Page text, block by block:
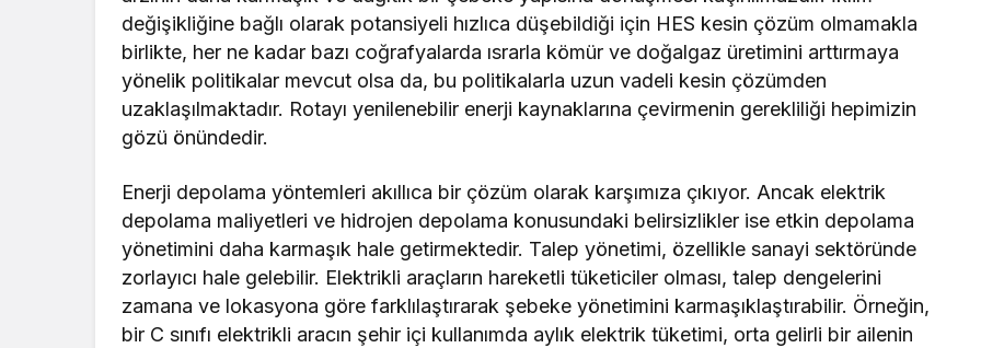
değişikliğine bağlı olarak potansiyeli hızlıca düşebildiği için HES kesin çözüm olmamakla
birlikte, her ne kadar bazı coğrafyalarda ısrarla kömür ve doğalgaz üretimini arttırmaya
yönelik politikalar mevcut olsa da, bu politikalarla uzun vadeli kesin çözümden
uzaklaşılmaktadır. Rotayı yenilenebilir enerji kaynaklarına çevirmenin gerekliliği hepimizin
gözü önündedir.
Enerji depolama yöntemleri akıllıca bir çözüm olarak karşımıza çıkıyor. Ancak elektrik
depolama maliyetleri ve hidrojen depolama konusundaki belirsizlikler ise etkin depolama
yönetimini daha karmaşık hale getirmektedir. Talep yönetimi, özellikle sanayi sektöründe
zorlayıcı hale gelebilir. Elektrikli araçların hareketli tüketiciler olması, talep dengelerini
zamana ve lokasyona göre farklılaştırarak şebeke yönetimini karmaşıklaştırabilir. Örneğin,
bir C sınıfı elektrikli aracın şehir içi kullanımda aylık elektrik tüketimi, orta gelirli bir ailenin